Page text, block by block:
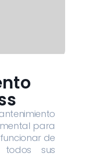
para
de
sus